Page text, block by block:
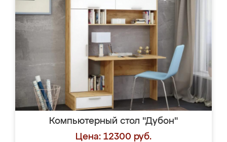
Компьютерный стол "Дубон"
Цена: 12300 руб.